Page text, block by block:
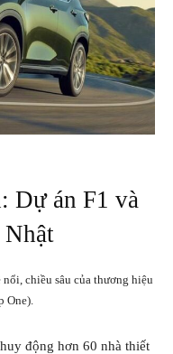
Dự án F1 và
Nhật
chiều sâu của thương hiệu
One).
động hơn 60 nhà thiết